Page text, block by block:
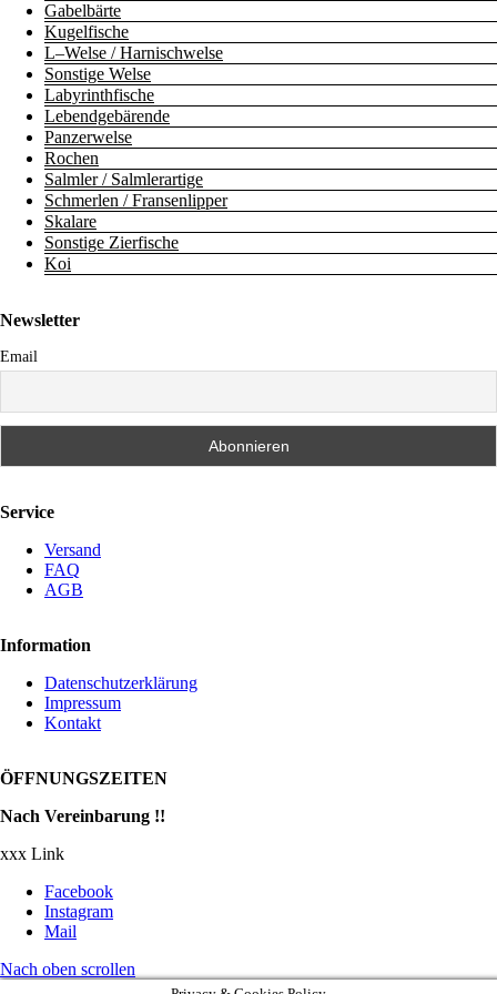
Gabelbärte
Kugelfische
L–Welse / Harnischwelse
Sonstige Welse
Labyrinthfische
Lebendgebärende
Panzerwelse
Rochen
Salmler / Salmlerartige
Schmerlen / Fransenlipper
Skalare
Sonstige Zierfische
Koi
Newsletter
Email
Service
Versand
FAQ
AGB
Information
Datenschutzerklärung
Impressum
Kontakt
ÖFFNUNGSZEITEN
Nach Vereinbarung !!
xxx Link
Facebook
Instagram
Mail
Nach oben scrollen